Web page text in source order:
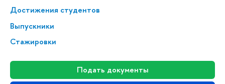
Достижения студентов
Выпускники
Стажировки
Подать документы